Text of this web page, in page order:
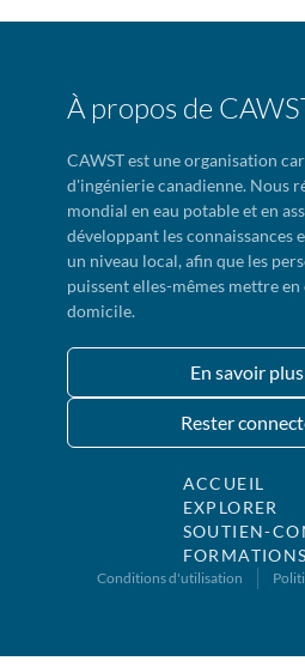
À propos de
CAWST est une organisation
d'ingénierie canadienne. Nous
mondial en eau potable et en
développant les connaissances
un niveau local, afin que les
puissent elles-mêmes mettre
domicile.
En savoir plus
Rester
ACCUEIL
EXPLORER
SOUTIEN-
FORMATIONS
Conditions d'utilisation